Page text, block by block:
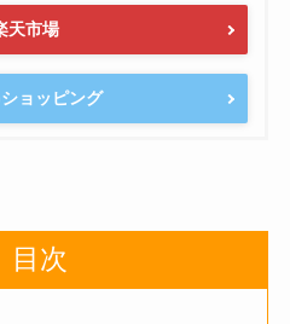
天市場
ョッピング
目次